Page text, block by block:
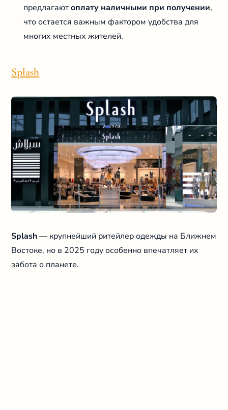
предлагаютоплату наличными при получении,
что остается важным фактором удобства для
многих местных жителей.
Splash
Splash— крупнейший ритейлер одежды на Ближнем
Востоке, но в 2025 году особенно впечатляет их
забота о планете.